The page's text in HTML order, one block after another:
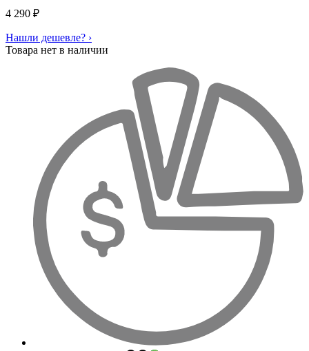
4 290 ₽
Нашли дешевле? ›
Товара нет в наличии